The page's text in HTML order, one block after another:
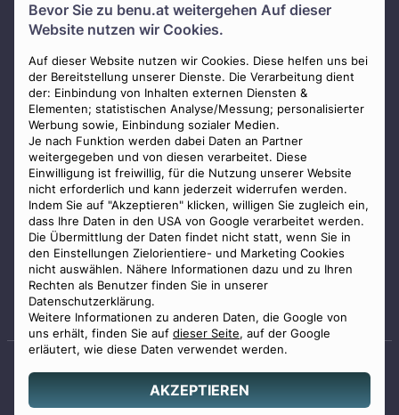
Bevor Sie zu benu.at weitergehen Auf dieser
Website nutzen wir Cookies.
Auf dieser Website nutzen wir Cookies. Diese helfen uns bei
der Bereitstellung unserer Dienste. Die Verarbeitung dient
der: Einbindung von Inhalten externen Diensten &
Elementen; statistischen Analyse/Messung; personalisierter
Werbung sowie, Einbindung sozialer Medien.
Je nach Funktion werden dabei Daten an Partner
weitergegeben und von diesen verarbeitet. Diese
Einwilligung ist freiwillig, für die Nutzung unserer Website
nicht erforderlich und kann jederzeit widerrufen werden.
Indem Sie auf "Akzeptieren" klicken, willigen Sie zugleich ein,
dass Ihre Daten in den USA von Google verarbeitet werden.
Die Übermittlung der Daten findet nicht statt, wenn Sie in
den Einstellungen Zielorientiere- und Marketing Cookies
nicht auswählen. Nähere Informationen dazu und zu Ihren
Rechten als Benutzer finden Sie in unserer
Datenschutzerklärung.
Weitere Informationen zu anderen Daten, die Google von
uns erhält, finden Sie auf dieser Seite, auf der Google
erläutert, wie diese Daten verwendet werden.
AKZEPTIEREN
Über uns
Presse
AGB
Impressum
Datenschutz
Widerrufsbelehrung
Zahlungsmöglichkeiten
Staatlich geprüfter
© 2026 Benu GmbH. Alle Rechte vorbehalten.